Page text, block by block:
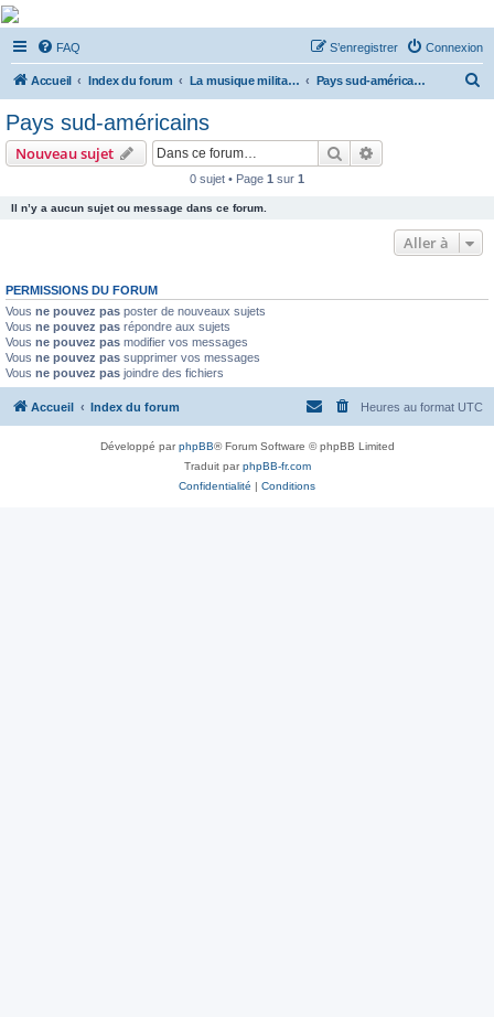
De Musicae Militari -
Forums
Forums de discussions
FAQ Connexion
S’enregistrer
Accueil Index du forum La musique militaire à l'étranger Pays sud-américains
Pays sud-américains
Nouveau sujet Rechercher
0 sujet • Page 1 sur 1
Il n’y a aucun sujet ou message dans ce forum.
Aller à
PERMISSIONS DU FORUM
Vous ne pouvez pas poster de nouveaux sujets
Vous ne pouvez pas répondre aux sujets
Vous ne pouvez pas modifier vos messages
Vous ne pouvez pas supprimer vos messages
Vous ne pouvez pas joindre des fichiers
Accueil Index du forum Heures au format UTC
Développé parphpBB® Forum Software © phpBB Limited
Traduit parphpBB-fr.com
Confidentialité | Conditions